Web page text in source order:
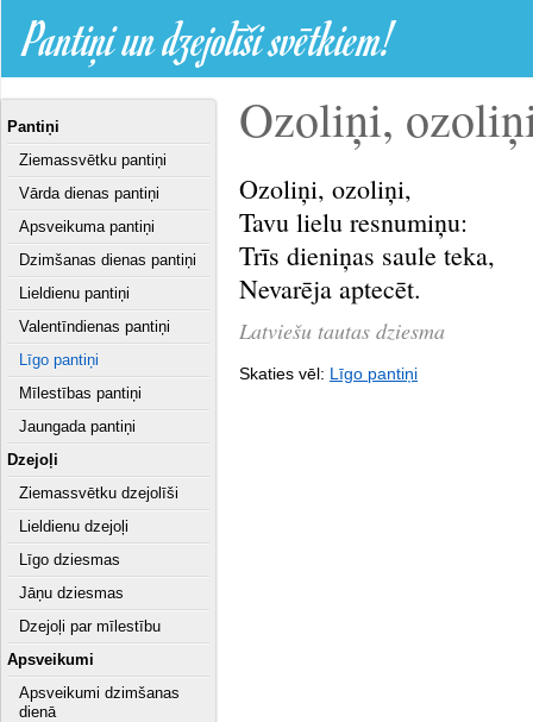
Pantiņi un dzejolīši svētkiem!
Pantiņi
Ziemassvētku pantiņi
Vārda dienas pantiņi
Apsveikuma pantiņi
Dzimšanas dienas pantiņi
Lieldienu pantiņi
Valentīndienas pantiņi
Līgo pantiņi
Mīlestības pantiņi
Jaungada pantiņi
Dzejoļi
Ziemassvētku dzejolīši
Lieldienu dzejoļi
Līgo dziesmas
Jāņu dziesmas
Dzejoļi par mīlestību
Apsveikumi
Apsveikumi dzimšanas
dienā
Ozoliņi,
Ozoliņi, ozoliņi,
Tavu lielu resnumiņu:
Trīs dieniņas saule teka,
Nevarēja aptecēt.
Latviešu tautas dziesma
Skaties vēl: Līgo pantiņi